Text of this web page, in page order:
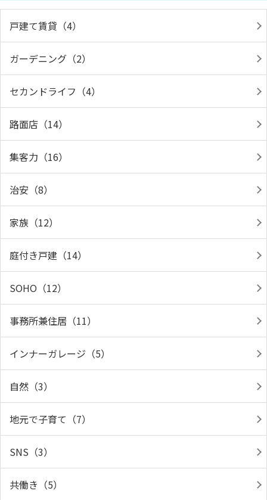
戸建て賃貸（4）
ガーデニング（2）
セカンドライフ（4）
路面店（14）
集客力（16）
治安（8）
家族（12）
庭付き戸建（14）
SOHO（12）
事務所兼住居（11）
インナーガレージ（5）
自然（3）
地元で子育て（7）
SNS（3）
共働き（5）